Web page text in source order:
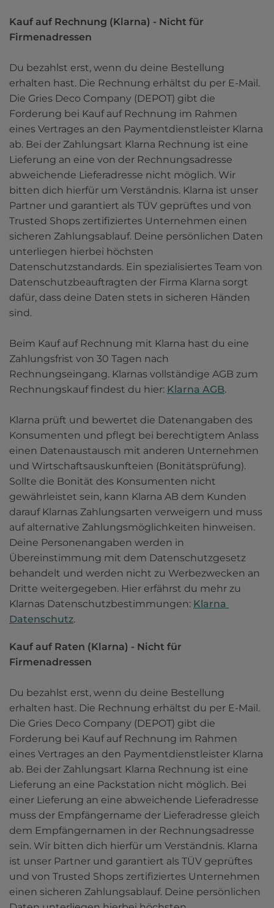
Kauf auf Rechnung (Klarna) - Nicht für
Du bezahlst erst, wenn du deine Bestellung
erhalten hast. Die Rechnung erhältst du per E-Mail.
Die Gries Deco Company (DEPOT) gibt die
Forderung bei Kauf auf Rechnung im Rahmen
eines Vertrages an den Paymentdienstleister Klarna
ab. Bei der Zahlungsart Klarna Rechnung ist eine
Lieferung an eine von der Rechnungsadresse
abweichende Lieferadresse nicht möglich. Wir
bitten dich hierfür um Verständnis. Klarna ist unser
Partner und garantiert als TÜV geprüftes und von
Trusted Shops zertifiziertes Unternehmen einen
sicheren Zahlungsablauf. Deine persönlichen Daten
unterliegen hierbei höchsten
Datenschutzstandards. Ein spezialisiertes Team von
Datenschutzbeauftragten der Firma Klarna sorgt
dafür, dass deine Daten stets in sicheren Händen
sind.
Beim Kauf auf Rechnung mit Klarna hast du eine
Zahlungsfrist von 30 Tagen nach
Rechnungseingang. Klarnas vollständige AGB zum
Rechnungskauf findest du hier: Klarna AGB.
Klarna prüft und bewertet die Datenangaben des
Konsumenten und pflegt bei berechtigtem Anlass
einen Datenaustausch mit anderen Unternehmen
und Wirtschaftsauskunfteien (Bonitätsprüfung).
Sollte die Bonität des Konsumenten nicht
gewährleistet sein, kann Klarna AB dem Kunden
darauf Klarnas Zahlungsarten verweigern und muss
auf alternative Zahlungsmöglichkeiten hinweisen.
Deine Personenangaben werden in
Übereinstimmung mit dem Datenschutzgesetz
behandelt und werden nicht zu Werbezwecken an
Dritte weitergegeben. Hier erfährst du mehr zu
Klarnas Datenschutzbestimmungen: Klarna
Datenschutz.
Kauf auf Raten (Klarna) - Nicht für
Du bezahlst erst, wenn du deine Bestellung
erhalten hast. Die Rechnung erhältst du per E-Mail.
Die Gries Deco Company (DEPOT) gibt die
Forderung bei Kauf auf Rechnung im Rahmen
eines Vertrages an den Paymentdienstleister Klarna
ab. Bei der Zahlungsart Klarna Rechnung ist eine
Lieferung an eine Packstation nicht möglich. Bei
einer Lieferung an eine abweichende Lieferadresse
muss der Empfängername der Lieferadresse gleich
dem Empfängernamen in der Rechnungsadresse
sein. Wir bitten dich hierfür um Verständnis. Klarna
ist unser Partner und garantiert als TÜV geprüftes
und von Trusted Shops zertifiziertes Unternehmen
einen sicheren Zahlungsablauf. Deine persönlichen